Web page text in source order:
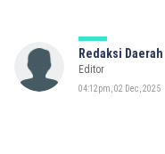
Redaksi Daerah
Editor
04:12pm, 02 Dec, 2025